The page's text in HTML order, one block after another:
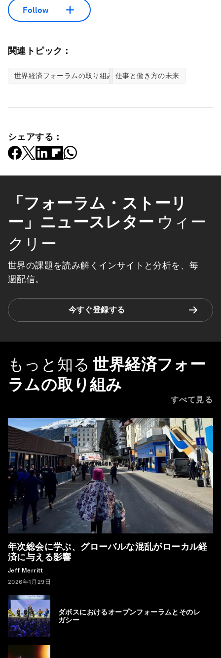
Follow
関連トピック：
世界経済フォーラムの取り組み 仕事と働き方の未来
シェアする：
「フォーラム・ストーリ
ー」ニュースレター ウィー
クリー
世界の課題を読み解くインサイトと分析を、毎
週配信。
今すぐ登録する
もっと知る 世界経済フォー
ラムの取り組み
すべて見る
年次総会に学ぶ、グローバルな混乱がローカル経
済に与える影響
Jeff Merritt
2026年1月29日
ダボスにおけるオープンフォーラムとそのレ
ガシー